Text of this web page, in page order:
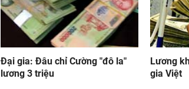
Đại gia: Đâu chỉ Cường "đô la"
lương 3 triệu
Lương
gia Việt